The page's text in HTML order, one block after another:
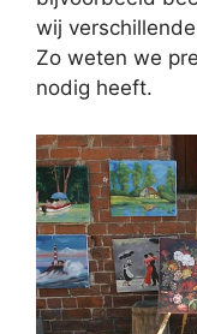
wij
Zo weten we
nodig heeft.